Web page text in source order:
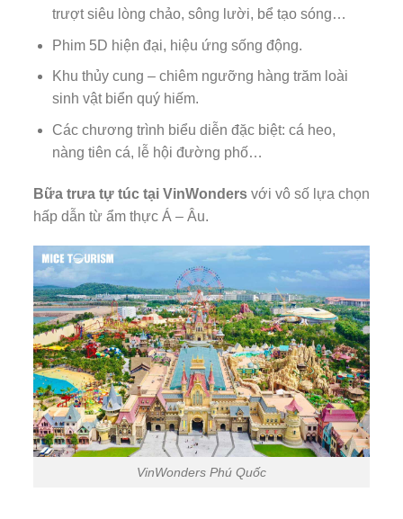
trượt siêu lòng chảo, sông lười, bể tạo sóng…
Phim 5D hiện đại, hiệu ứng sống động.
Khu thủy cung – chiêm ngưỡng hàng trăm loài
sinh vật biển quý hiếm.
Các chương trình biểu diễn đặc biệt: cá heo,
nàng tiên cá, lễ hội đường phố…
Bữa trưa tự túc tại VinWondersvới vô số lựa chọn
hấp dẫn từ ẩm thực Á – Âu.
VinWonders Phú Quốc